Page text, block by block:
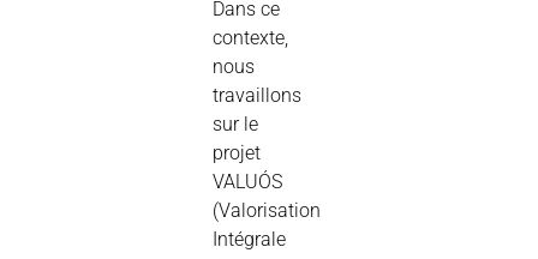
Dans ce
contexte,
nous
travaillons
sur le
projet
VALUÓS
(Valorisation
Intégrale